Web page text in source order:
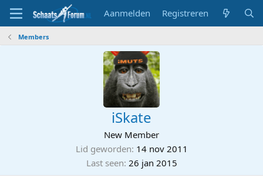
Aanmelden Registreren
Members
iSkate
New Member
Lid geworden 14 nov 2011
Last seen 26 jan 2015